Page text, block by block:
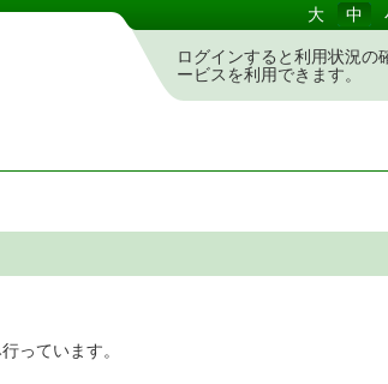
大 中
ログインすると利用状況の
ービスを利用できます。
っています。